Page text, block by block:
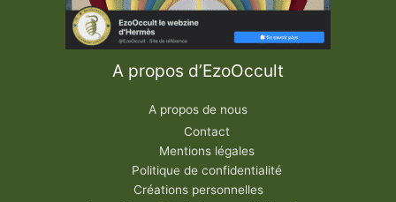
A propos d’EzoOccult
A propos de nous
Contact
Mentions légales
Politique de confidentialité
Créations personnelles